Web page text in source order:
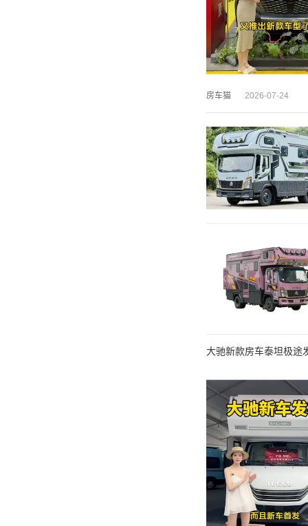
房车猫 2026-07-24
大驰新款房车泰坦极途